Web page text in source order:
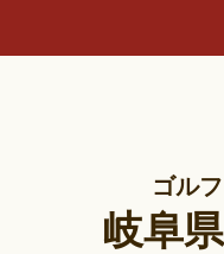
ゴル
岐阜